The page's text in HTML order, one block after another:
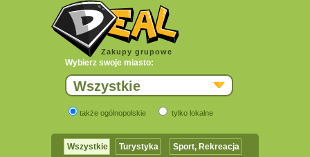
Zakupy grupowe
Wybierz swoje miasto:
Wszystkie
także ogólnopolskie tylko lokalne
Wszystkie Turystyka Sport, Rekreacja